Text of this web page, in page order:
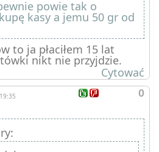
powie tak o
kasy a jemu 50 gr od
to ja płaciłem 15 lat
nikt nie przyjdzie.
Cytować
0